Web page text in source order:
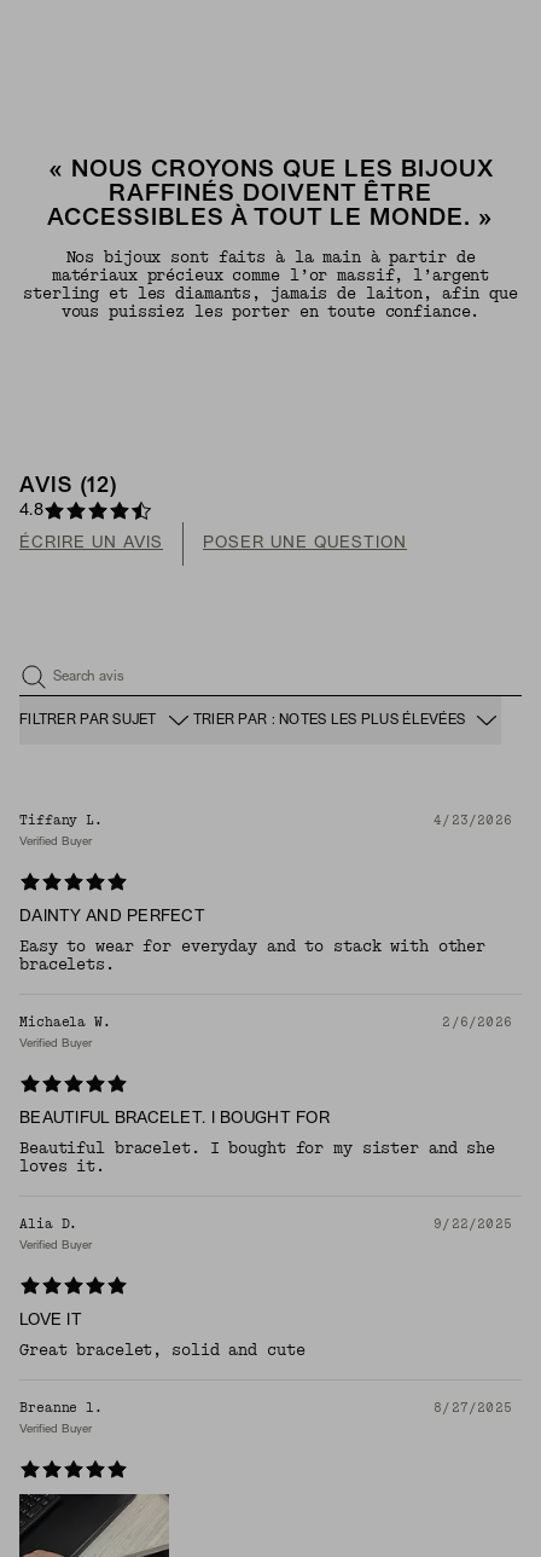
« NOUS CROYONS QUE LES BIJOUX
RAFFINÉS DOIVENT ÊTRE
ACCESSIBLES À TOUT LE MONDE. »
Nos bijoux sont faits à la main à partir de
matériaux précieux comme l’or massif, l’argent
sterling et les diamants, jamais de laiton, afin que
vous puissiez les porter en toute confiance.
AVIS (12)
4.8
ÉCRIRE UN AVIS POSER UNE QUESTION
Search avis
FILTRER PAR SUJET TRIER PAR : NOTES LES PLUS ÉLEVÉES
Tiffany L. 4/23/2026
Verified Buyer
DAINTY AND PERFECT
Easy to wear for everyday and to stack with other
bracelets.
Michaela W. 2/6/2026
Verified Buyer
BEAUTIFUL BRACELET. I BOUGHT FOR
Beautiful bracelet. I bought for my sister and she
loves it.
Alia D. 9/22/2025
Verified Buyer
LOVE IT
Great bracelet, solid and cute
Breanne l. 8/27/2025
Verified Buyer